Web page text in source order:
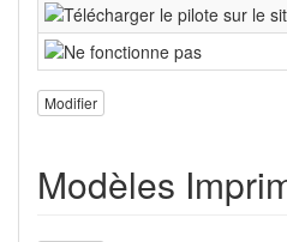
Modifier
Modèles